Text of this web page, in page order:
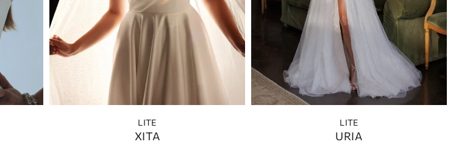
LITE
XITA
LITE
URIA